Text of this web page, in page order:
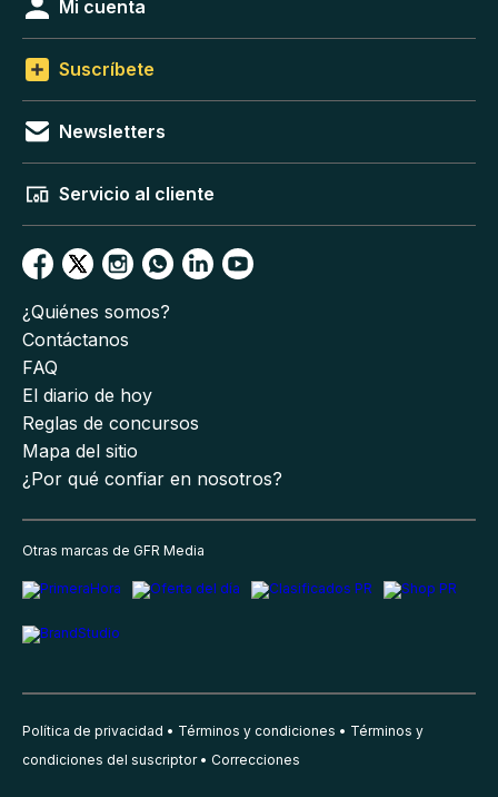
Mi cuenta
Suscríbete
Newsletters
Servicio al cliente
¿Quiénes somos?
Contáctanos
FAQ
El diario de hoy
Reglas de concursos
Mapa del sitio
¿Por qué confiar en nosotros?
Otras marcas de GFR Media
Política de privacidad Términos y condiciones
Términos y
condiciones del suscriptor
Correcciones